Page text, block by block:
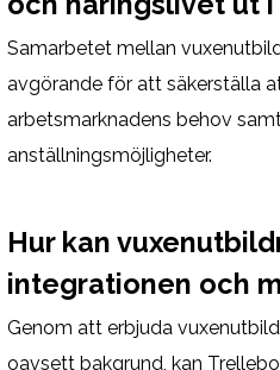
Samarbetet mellan
avgörande för att säkerställa
arbetsmarknadens behov
anställningsmöjligheter.
Hur kan
integrationen och
Genom att erbjuda
oavsett bakgrund, kan